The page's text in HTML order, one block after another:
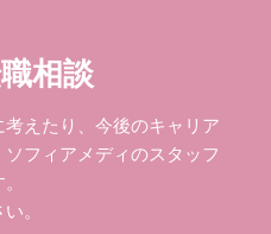
相談
えたり、今後のキャリア
フィアメディのスタッフ
。